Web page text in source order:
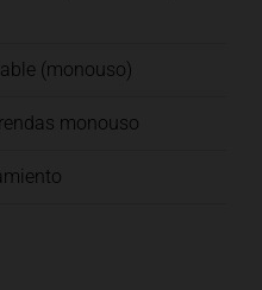
(monouso)
monouso